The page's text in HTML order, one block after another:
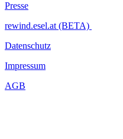
Presse
rewind.esel.at (BETA)
Datenschutz
Impressum
AGB